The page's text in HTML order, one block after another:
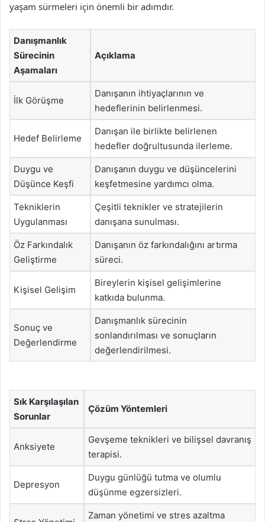
yaşam sürmeleri için önemli bir adımdır.
Danışmanlık
Sürecinin
Aşamaları
Açıklama
İlk Görüşme
Danışanın ihtiyaçlarının ve
hedeflerinin belirlenmesi.
Hedef Belirleme
Danışan ile birlikte belirlenen
hedefler doğrultusunda ilerleme.
Duygu ve
Düşünce Keşfi
Danışanın duygu ve düşüncelerini
keşfetmesine yardımcı olma.
Tekniklerin
Uygulanması
Çeşitli teknikler ve stratejilerin
danışana sunulması.
Öz Farkındalık
Geliştirme
Danışanın öz farkındalığını artırma
süreci.
Kişisel Gelişim
Bireylerin kişisel gelişimlerine
katkıda bulunma.
Sonuç ve
Değerlendirme
Danışmanlık sürecinin
sonlandırılması ve sonuçların
değerlendirilmesi.
Sık Karşılaşılan
Sorunlar
Çözüm Yöntemleri
Anksiyete
Gevşeme teknikleri ve bilişsel davranış
terapisi.
Depresyon
Duygu günlüğü tutma ve olumlu
düşünme egzersizleri.
Zaman yönetimi ve stres azaltma